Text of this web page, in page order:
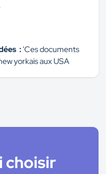
:'Ces documents
yorkais aux USA
choisir